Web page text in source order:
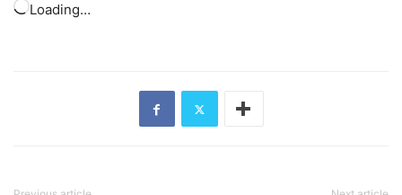
Loading…